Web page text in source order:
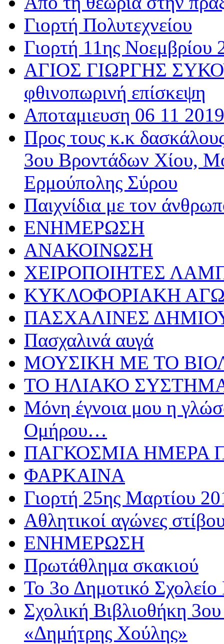
Γιορτή Πολυτεχνείου
Γιορτή 11ης Νοεμβρίου
ΑΓΙΟΣ ΓΙΩΡΓΗΣ
φθινοπωρινή επίσκεψη
Αποταμιευση 06 11 2019
Προς τους κ.κ
3ου Βροντάδων Χίου,
Ερμούπολης Σύρου
Παιχνίδια με τον
ΕΝΗΜΕΡΩΣΗ
ΑΝΑΚΟΙΝΩΣΗ
ΧΕΙΡΟΠΟΙΗΤΕΣ
ΚΥΚΛΟΦΟΡΙΑΚΗ
ΠΑΣΧΑΛΙΝΕΣ
Πασχαλινά αυγά
ΜΟΥΣΙΚΗ ΜΕ ΤΟ
ΤΟ ΗΛΙΑΚΟ
Μόνη έγνοια μου η
Ομήρου…
ΠΑΓΚΟΣΜΙΑ ΗΜΕΡΑ
ΦΑΡΚΑΙΝΑ
Γιορτή 25ης Μαρτίου
Αθλητικoί αγώνες
ΕΝΗΜΕΡΩΣΗ
Πρωτάθλημα σκακιού
Το 3ο Δημοτικό Σχολείο
Σχολική Βιβλιοθήκη
«Δημήτρης Χούλης»